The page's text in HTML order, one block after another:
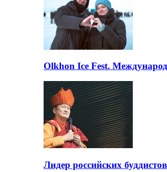
Olkhon Ice Fest.
Лидер российских